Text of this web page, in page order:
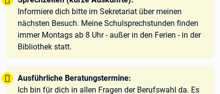
Informiere dich bitte im Sekretariat über meinen
nächsten Besuch. Meine Schulsprechstunden finden
immer Montags ab 8 Uhr - außer in den Ferien - in der
Bibliothek statt.
Tipp:
Ausführliche Beratungstermine:
Ich bin für dich in allen Fragen der Berufswahl da. Es